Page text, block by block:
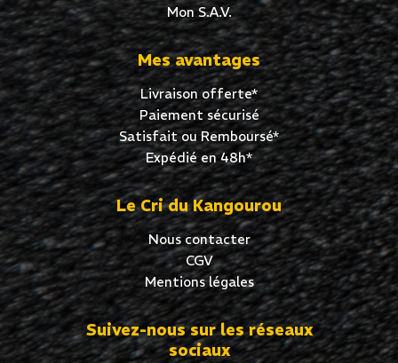
Mon S.A.V.
Mes avantages
Livraison offerte*
Paiement sécurisé
Satisfait ou Remboursé*
Expédié en 48h*
Le Cri du Kangourou
Nous contacter
CGV
Mentions légales
Suivez-nous sur les réseaux
sociaux